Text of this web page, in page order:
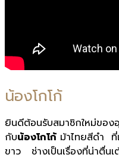
น้องโกโก้
ยินดีต้อนรับสมาชิกใหม่ของ
กับน้องโกโก้ ม้าไทยสีดำ ที่
ขาว ช่างเป็นเรื่องที่น่าตื่น